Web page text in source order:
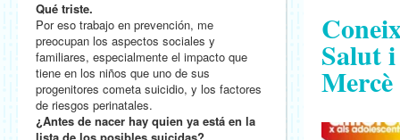
Qué triste.
Por eso trabajo en prevención, me
preocupan los aspectos sociales y
familiares, especialmente el impacto que
tiene en los niños que uno de sus
progenitores cometa suicidio, y los factores
de riesgos perinatales.
¿Antes de nacer hay quien ya está en la
Salut